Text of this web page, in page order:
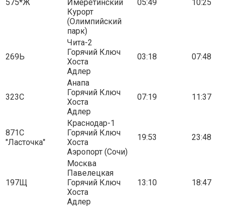
575*Ж
Имеретинский
Курорт
(Олимпийский
парк)
05:49 10:25
269Ь
Чита-2
Горячий Ключ
Хоста
Адлер
03:18 07:48
323С
Анапа
Горячий Ключ
Хоста
Адлер
07:19 11:37
871С
"Ласточка"
Краснодар-1
Горячий Ключ
Хоста
Аэропорт (Сочи)
19:53 23:48
197Щ
Москва
Павелецкая
Горячий Ключ
Хоста
Адлер
13:10 18:47